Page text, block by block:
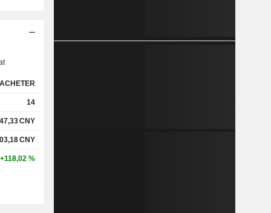
ACHETER
14
47,33CNY
CNY
+118,02 %